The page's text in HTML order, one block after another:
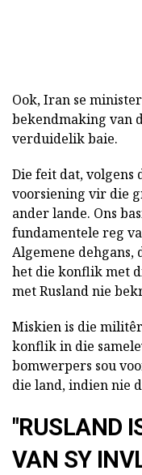
Ook, Iran se
bekendmaking van
verduidelik baie.
Die feit dat, volgens
voorsiening vir die
ander lande. Ons
fundamentele reg
Algemene
het die konflik met
met Rusland nie
Miskien is die
konflik in die
bomwerpers sou
die land, indien nie
"RUSLAND
VAN SY